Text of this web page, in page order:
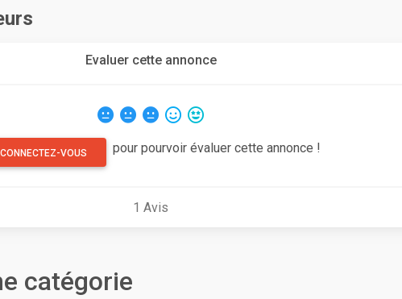
Evaluer cette annonce
CONNECTEZ-VOUS pour pourvoir évaluer cette annonce !
1 Avis
catégorie